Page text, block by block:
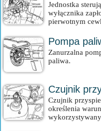
Jednostka
wyłącznika
pierwotnym
Pompa
Zanurzalna
paliwa.
Czujnik
Czujnik
określenia